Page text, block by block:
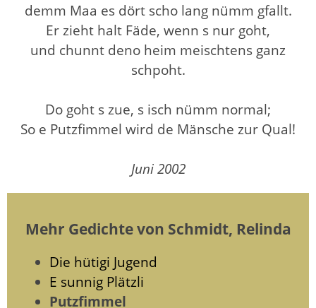
demm Maa es dört scho lang nümm gfallt.
Er zieht halt Fäde, wenn s nur goht,
und chunnt deno heim meischtens ganz
schpoht.
Do goht s zue, s isch nümm normal;
So e Putzfimmel wird de Mänsche zur Qual!
Juni 2002
Mehr Gedichte von Schmidt, Relinda
Die hütigi Jugend
E sunnig Plätzli
Putzfimmel